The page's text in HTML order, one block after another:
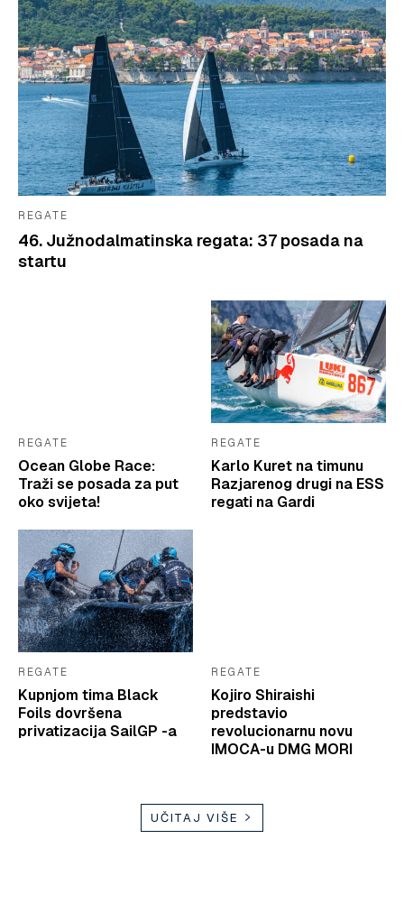
REGATE
46. Južnodalmatinska regata: 37 posada na
startu
REGATE
Ocean Globe Race:
Traži se posada za put
oko svijeta!
REGATE
Karlo Kuret na timunu
Razjarenog drugi na ESS
regati na Gardi
REGATE
Kupnjom tima Black
Foils dovršena
privatizacija SailGP -a
REGATE
Kojiro Shiraishi
predstavio
revolucionarnu novu
IMOCA-u DMG MORI
UČITAJ VIŠE